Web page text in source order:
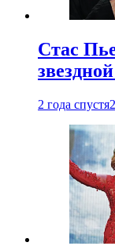
Стас
2 года спустя